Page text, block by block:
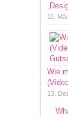
11.
Wie
13.